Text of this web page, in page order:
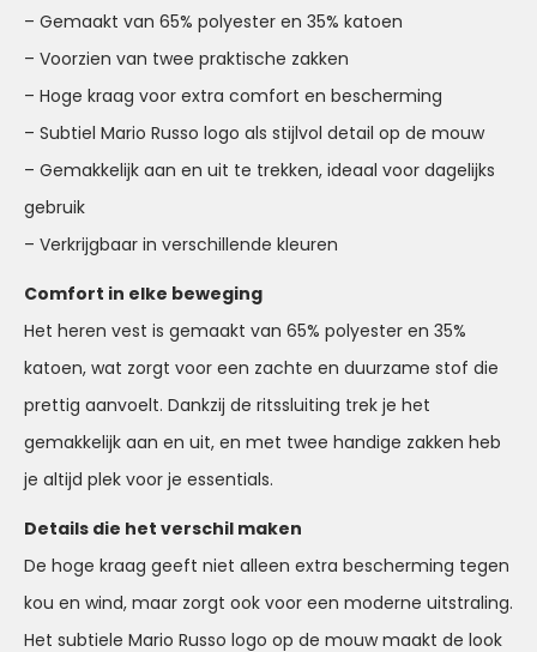
– Gemaakt van 65% polyester en 35% katoen
– Voorzien van twee praktische zakken
– Hoge kraag voor extra comfort en bescherming
– Subtiel Mario Russo logo als stijlvol detail op de mouw
– Gemakkelijk aan en uit te trekken, ideaal voor dagelijks
gebruik
– Verkrijgbaar in verschillende kleuren
Comfort in elke beweging
Het heren vest is gemaakt van 65% polyester en 35%
katoen, wat zorgt voor een zachte en duurzame stof die
prettig aanvoelt. Dankzij de ritssluiting trek je het
gemakkelijk aan en uit, en met twee handige zakken heb
je altijd plek voor je essentials.
Details die het verschil maken
De hoge kraag geeft niet alleen extra bescherming tegen
kou en wind, maar zorgt ook voor een moderne uitstraling.
Het subtiele Mario Russo logo op de mouw maakt de look